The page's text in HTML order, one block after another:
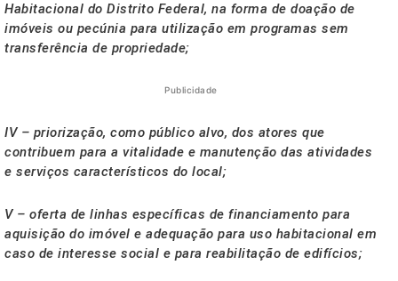
Habitacional do Distrito Federal, na forma de doação de
imóveis ou pecúnia para utilização em programas sem
transferência de propriedade;
Publicidade
IV – priorização, como público alvo, dos atores que
contribuem para a vitalidade e manutenção das atividades
e serviços característicos do local;
V – oferta de linhas específicas de financiamento para
aquisição do imóvel e adequação para uso habitacional em
caso de interesse social e para reabilitação de edifícios;